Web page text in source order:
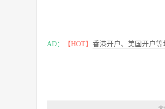
AD： 【HOT】 香港开户、美国开户